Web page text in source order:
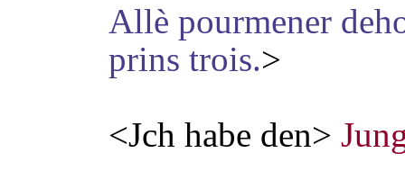
Allè pourmener
prins trois.>
<Jch habe den>